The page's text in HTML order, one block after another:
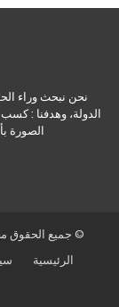
نحن نبحث وراء
الدولة، وهدفنا :
الصورة
© جميع الحقوق
الرئيسية